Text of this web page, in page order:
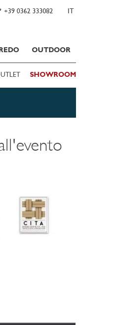
+39 0362 333082 IT
OUTDOOR
SHOWROOM